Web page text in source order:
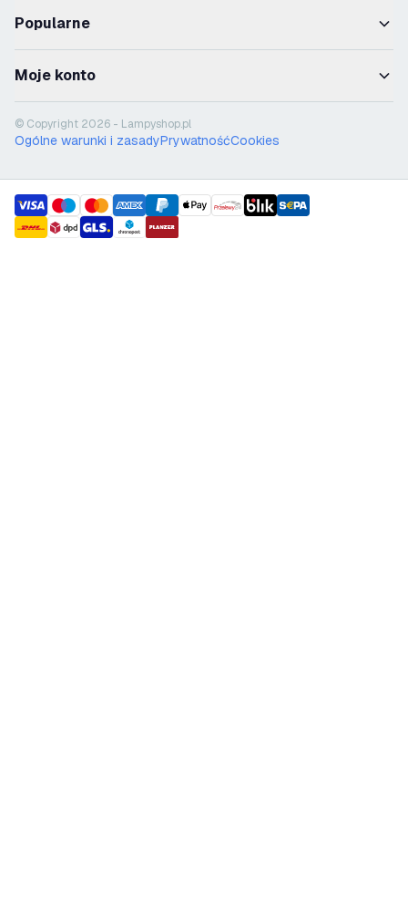
Popularne
Moje konto
© Copyright 2026 - Lampyshop.pl
Ogólne warunki i zasadyPrywatnośćCookies
payment methods
shipment methods